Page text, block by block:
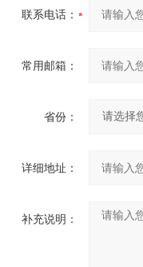
联系电话：
常用邮箱：
省份：
详细地址：
补充说明：